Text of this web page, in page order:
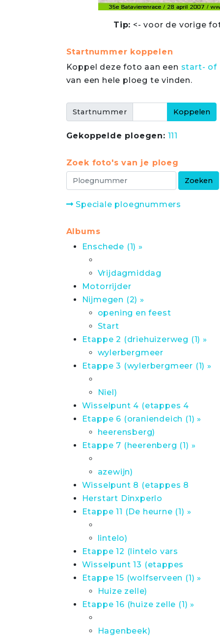
Tip: <- voor de vorige
Startnummer koppelen
Koppel deze foto aan een start- of
van een hele ploeg te vinden.
Startnummer
Gekoppelde ploegen: 111
Zoek foto's van je ploeg
Speciale ploegnummers
Albums
Enschede (1) »
Vrijdagmiddag
Motorrijder
Nijmegen (2) »
opening en feest
Start
Etappe 2 (driehuizerweg (1) »
wylerbergmeer
Etappe 3 (wylerbergmeer (1) »
Niel)
Wisselpunt 4 (etappes 4
Etappe 6 (oraniendeich (1) »
heerensberg)
Etappe 7 (heerenberg (1) »
azewijn)
Wisselpunt 8 (etappes 8
Herstart Dinxperlo
Etappe 11 (De heurne (1) »
lintelo)
Etappe 12 (lintelo vars
Wisselpunt 13 (etappes
Etappe 15 (wolfserveen (1) »
Huize zelle)
Etappe 16 (huize zelle (1) »
Hagenbeek)